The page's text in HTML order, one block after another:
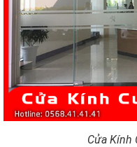
Cửa Kính